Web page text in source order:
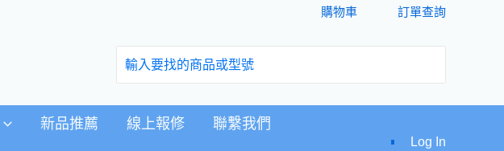
購物車 訂單查詢
搜
新品推薦 線上報修 聯繫我們
Log In